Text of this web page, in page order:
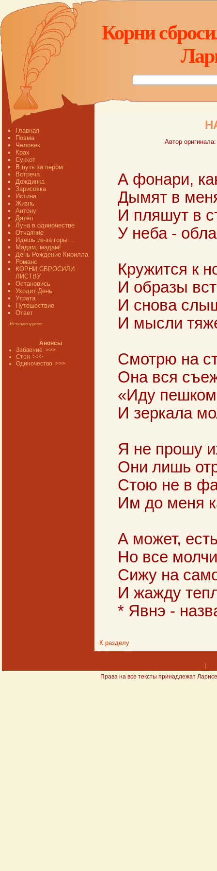
Корни
Главная
Поэма
Человек
Крах
Суккот
В путь за пером
Встреча
Дождинка
Зарисовка
Истина
Жизнь
Антону
Дятел
Луна в одиночестве
Отчаяние
Идешь из-за горы ...
Мадам, мадам!
День Рождение Кирилла
Романс
КОРНИ СБРОСИЛИ
ЛИСТВУ
Остановись
Уходит День
Утрата
Путешествие
Ответ
Рекомендуем:
Анонсы
Забвение >>>
Стон >>>
Одиночество >>>
Автор оригинала:
А фонари,
Дымят в
И пляшут в
У неба -
Кружится к
И образы
И снова
И мысли
Смотрю на
Она вся
«Иду
И зеркала
Я не прошу
Они лишь
Стою не в
Им до меня
А может,
Но все
Сижу на
И жажду
* Явнэ -
К разделу
Права на все тексты принадлежат